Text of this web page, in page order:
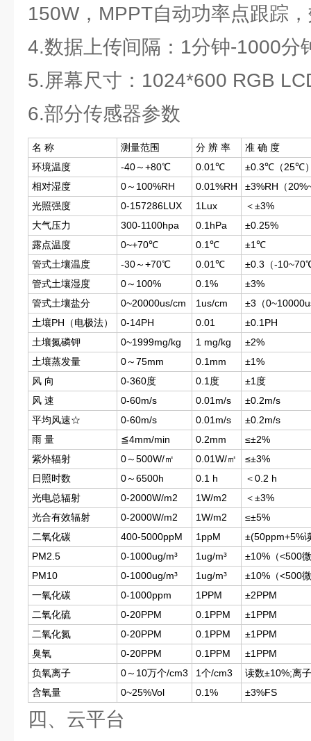
150W，MPPT自动功率点跟踪
4.数据上传间隔：1分钟-1000分
5.屏幕尺寸：1024*600 RGB
6.部分传感器参数
名 称 测量范围 分 辨 率
准 确 度
环境温度
-40～+80℃ 0.01℃
±0.3℃（25℃
相对湿度
0～100%RH 0.01%RH
±3%RH（
光照强度
0-157286LUX 1Lux
＜±3%
大气压力
300-1100hpa 0.1hPa
±0.25%
露点温度
0~+70℃ 0.1℃
±1℃
管式土壤温度
-30～+70℃ 0.01℃
±0.3（-
管式土壤湿度
0～100% 0.1%
±3%
管式土壤盐分
0~20000us/cm 1us/cm
±3（
土壤PH（电极法）
0-14PH 0.01
±0.1PH
土壤氮磷钾
0~1999mg/kg 1 mg/kg
±2%
土壤蒸发量
0～75mm 0.1mm
±1%
风 向
0-360度 0.1度
±1度
风 速
0-60m/s 0.01m/s
±0.2m/s
平均风速☆
0-60m/s 0.01m/s
±0.2m/s
雨 量
≦4mm/min 0.2mm
≤±2%
紫外辐射
0～500W/㎡ 0.01W/㎡
≤±3%
日照时数
0～6500h 0.1 h
＜0.2 h
光电总辐射
0-2000W/m2 1W/m2
＜±3%
光合有效辐射
0-2000W/m2 1W/m2
≤±5%
二氧化碳
400-5000ppM 1ppM
±(50ppm+5%
PM2.5
0-1000ug/m³ 1ug/m³
±10%（<500
PM10
0-1000ug/m³ 1ug/m³
±10%（<500
一氧化碳
0-1000ppm 1PPM
±2PPM
二氧化硫
0-20PPM 0.1PPM
±1PPM
二氧化氮
0-20PPM 0.1PPM
±1PPM
臭氧
0-20PPM 0.1PPM
±1PPM
负氧离子
0～10万个/cm3 1个/cm3
读数±10%;离
含氧量
0~25%Vol 0.1% ±3%FS
四、云平台